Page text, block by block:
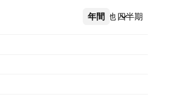
年間 四半期
その他